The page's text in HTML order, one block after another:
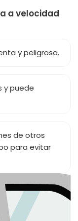
a velocidad
y peligrosa.
y puede
de otros
para evitar